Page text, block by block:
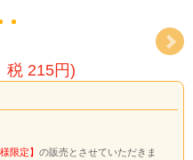
税 215円)
限定】 の販売とさせていただきま